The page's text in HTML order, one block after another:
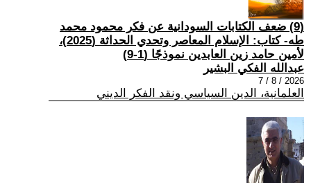
(9) ضعف الكتابات السودانية عن فكر محمود محمد
طه- كتاب: الإسلام المعاصر وتحدي الحداثة (2025)،
لأمين حامد زين العابدين نموذجًا (1-9)
عبدالله الفكي البشير
2026 / 8 / 7
العلمانية، الدين السياسي ونقد الفكر الديني